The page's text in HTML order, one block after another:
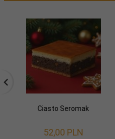
Ciasto Seromak
52,00 PLN